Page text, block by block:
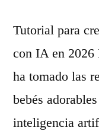
e
n
e
r
a
Tutorial para
con IA en 2026
ha tomado las
bebés
inteligencia